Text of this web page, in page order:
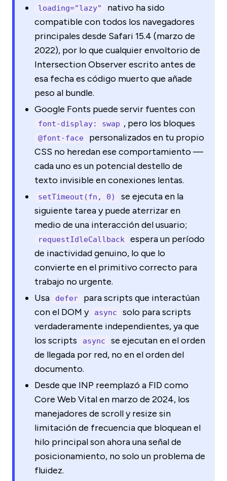
loading="lazy"
nativo ha sido
compatible con todos los navegadores
principales desde Safari 15.4 (marzo de
2022), por lo que cualquier envoltorio de
Intersection Observer escrito antes de
esa fecha es código muerto que añade
peso al bundle.
Google Fonts puede servir fuentes con
font-display: swap , pero los bloques
@font-face
personalizados en tu propio
CSS no heredan ese comportamiento —
cada uno es un potencial destello de
texto invisible en conexiones lentas.
setTimeout(fn, 0)
se ejecuta en la
siguiente tarea y puede aterrizar en
medio de una interacción del usuario;
requestIdleCallback
espera un período
de inactividad genuino, lo que lo
convierte en el primitivo correcto para
trabajo no urgente.
Usa
defer
para scripts que interactúan
con el DOM y
async
solo para scripts
verdaderamente independientes, ya que
los scripts
async
se ejecutan en el orden
de llegada por red, no en el orden del
documento.
Desde que INP reemplazó a FID como
Core Web Vital en marzo de 2024, los
manejadores de scroll y resize sin
limitación de frecuencia que bloquean el
hilo principal son ahora una señal de
posicionamiento, no solo un problema de
fluidez.